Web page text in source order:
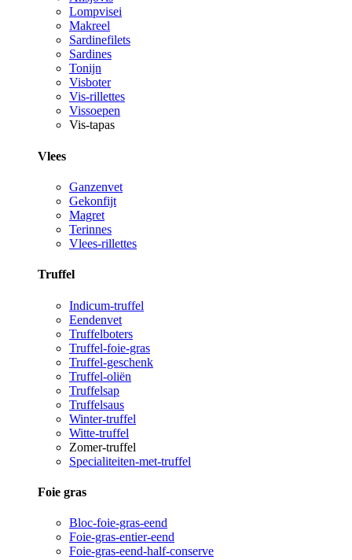
Lompvisei
Makreel
Sardinefilets
Sardines
Tonijn
Visboter
Vis-rillettes
Vissoepen
Vis-tapas
Vlees
Ganzenvet
Gekonfijt
Magret
Terinnes
Vlees-rillettes
Truffel
Indicum-truffel
Eendenvet
Truffelboters
Truffel-foie-gras
Truffel-geschenk
Truffel-oliën
Truffelsap
Truffelsaus
Winter-truffel
Witte-truffel
Zomer-truffel
Specialiteiten-met-truffel
Foie gras
Bloc-foie-gras-eend
Foie-gras-entier-eend
Foie-gras-eend-half-conserve